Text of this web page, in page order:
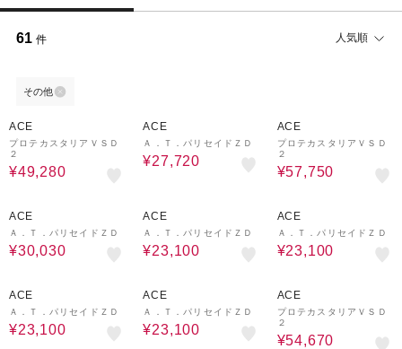
61 件 人気順
その他
ACE
プロテカスタリアＶＳＤ
２
¥49,280
ACE
Ａ．Ｔ．パリセイドＺＤ
¥27,720
ACE
プロテカスタリアＶＳＤ
２
¥57,750
ACE
Ａ．Ｔ．パリセイドＺＤ
¥30,030
ACE
Ａ．Ｔ．パリセイドＺＤ
¥23,100
ACE
Ａ．Ｔ．パリセイドＺＤ
¥23,100
ACE
Ａ．Ｔ．パリセイドＺＤ
¥23,100
ACE
Ａ．Ｔ．パリセイドＺＤ
¥23,100
ACE
プロテカスタリアＶＳＤ
２
¥54,670